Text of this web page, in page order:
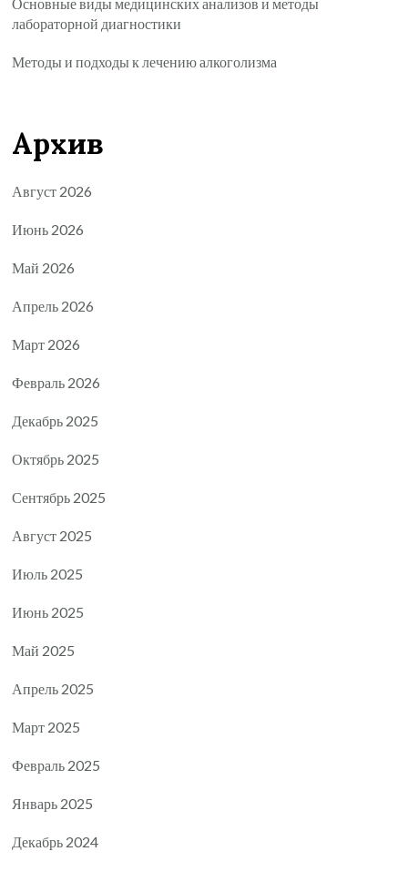
Основные виды медицинских анализов и методы
лабораторной диагностики
Методы и подходы к лечению алкоголизма
Архив
Август 2026
Июнь 2026
Май 2026
Апрель 2026
Март 2026
Февраль 2026
Декабрь 2025
Октябрь 2025
Сентябрь 2025
Август 2025
Июль 2025
Июнь 2025
Май 2025
Апрель 2025
Март 2025
Февраль 2025
Январь 2025
Декабрь 2024